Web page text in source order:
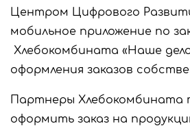
Центром Цифрового
мобильное приложение по
Хлебокомбината «Наше
оформления заказов
Партнеры Хлебокомбината
оформить заказ на